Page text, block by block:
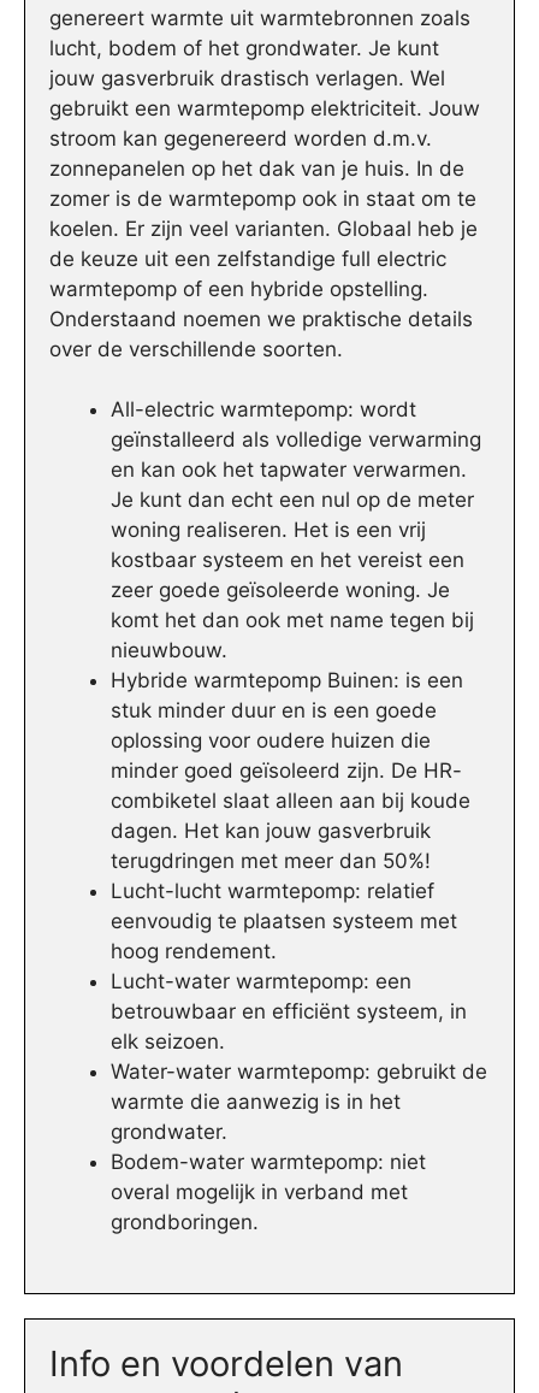
genereert warmte uit warmtebronnen zoals
lucht, bodem of het grondwater. Je kunt
jouw gasverbruik drastisch verlagen. Wel
gebruikt een warmtepomp elektriciteit. Jouw
stroom kan gegenereerd worden d.m.v.
zonnepanelen op het dak van je huis. In de
zomer is de warmtepomp ook in staat om te
koelen. Er zijn veel varianten. Globaal heb je
de keuze uit een zelfstandige full electric
warmtepomp of een hybride opstelling.
Onderstaand noemen we praktische details
over de verschillende soorten.
All-electric warmtepomp: wordt
geïnstalleerd als volledige verwarming
en kan ook het tapwater verwarmen.
Je kunt dan echt een nul op de meter
woning realiseren. Het is een vrij
kostbaar systeem en het vereist een
zeer goede geïsoleerde woning. Je
komt het dan ook met name tegen bij
nieuwbouw.
Hybride warmtepomp Buinen: is een
stuk minder duur en is een goede
oplossing voor oudere huizen die
minder goed geïsoleerd zijn. De HR-
combiketel slaat alleen aan bij koude
dagen. Het kan jouw gasverbruik
terugdringen met meer dan 50%!
Lucht-lucht warmtepomp: relatief
eenvoudig te plaatsen systeem met
hoog rendement.
Lucht-water warmtepomp: een
betrouwbaar en efficiënt systeem, in
elk seizoen.
Water-water warmtepomp: gebruikt de
warmte die aanwezig is in het
grondwater.
Bodem-water warmtepomp: niet
overal mogelijk in verband met
grondboringen.
Info en voordelen van